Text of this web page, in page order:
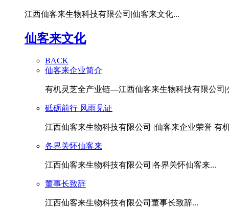
江西仙客来生物科技有限公司|仙客来文化...
仙客来文化
BACK
仙客来企业简介
有机灵芝全产业链—江西仙客来生物科技有限公司|
砥砺前行 风雨见证
江西仙客来生物科技有限公司 |仙客来企业荣誉 有
各界关怀仙客来
江西仙客来生物科技有限公司|各界关怀仙客来...
董事长致辞
江西仙客来生物科技有限公司董事长致辞...